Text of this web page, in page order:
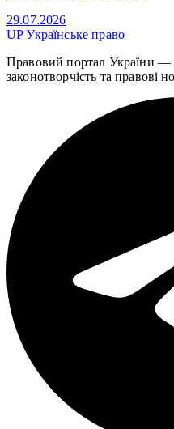
29.07.2026
UPУкраїнське право
Правовий портал України —
законотворчість та правові